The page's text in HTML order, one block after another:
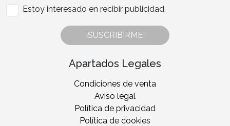
Estoy interesado en recibir publicidad.
¡SUSCRIBIRME!
Apartados Legales
Condiciones de venta
Aviso legal
Política de privacidad
Política de cookies